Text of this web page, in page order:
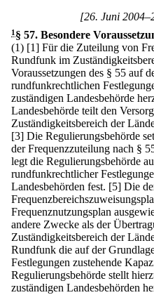
[26. Juni
1§ 57. Besondere
(1) [1] Für die Zuteilung von
Rundfunk im
Voraussetzungen des § 55 auf
rundfunkrechtlichen
zuständigen Landesbehörde
Landesbehörde teilt den
Zuständigkeitsbereich der
[3] Die Regulierungsbehörde
der Frequenzzuteilung nach §
legt die Regulierungsbehörde
rundfunkrechtlicher
Landesbehörden fest. [5] Die
Frequenznutzungsplan
andere Zwecke als der
Zuständigkeitsbereich der
Rundfunk die auf der
Festlegungen zustehende
Regulierungsbehörde stellt
zuständigen Landesbehörden